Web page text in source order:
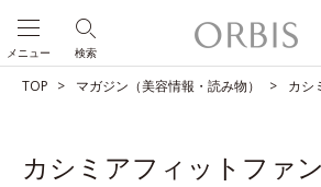
検索
メニュー
TOP マガジン（美容情報・読み物） カシ
カシミアフィットファ